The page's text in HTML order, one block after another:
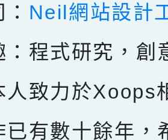
Neil網站設計
：程式研究，創
人致力於Xoops
已有數十餘年，